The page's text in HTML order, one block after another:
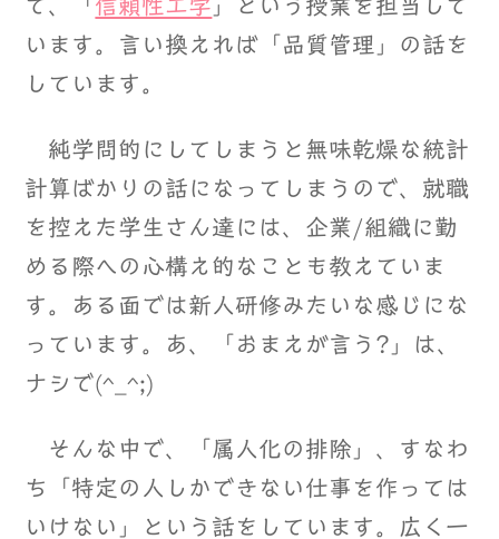
て、「 信頼性工学 」という授業を担当して
います。言い換えれば「品質管理」の話を
しています。
純学問的にしてしまうと無味乾燥な統計
計算ばかりの話になってしまうので、就職
を控えた学生さん達には、企業/組織に勤
める際への心構え的なことも教えていま
す。ある面では新人研修みたいな感じにな
っています。あ、「おまえが言う?」は、
ナシで(^_^;)
そんな中で、「属人化の排除」、すなわ
ち「特定の人しかできない仕事を作っては
いけない」という話をしています。広く一